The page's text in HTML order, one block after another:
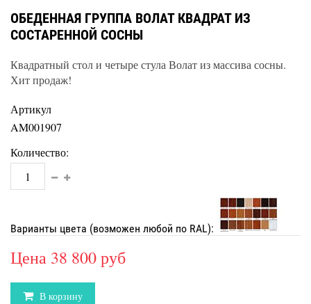
ОБЕДЕННАЯ ГРУППА ВОЛАТ КВАДРАТ ИЗ
СОСТАРЕННОЙ СОСНЫ
Квадратный стол и четыре стула Волат из массива сосны.
Хит продаж!
Артикул
AM001907
Количество:
Варианты цвета (возможен любой по RAL):
Цена 38 800 руб
В корзину